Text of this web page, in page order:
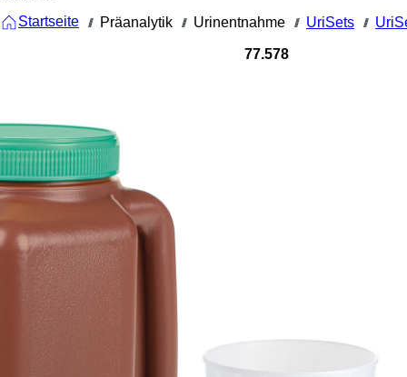
Startseite /// Präanalytik /// Urinentnahme /// UriSets ///
77.578
graduiert
UriSet 24, Komplett-